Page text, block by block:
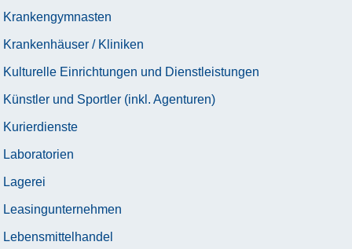
Krankengymnasten
Krankenhäuser / Kliniken
Kulturelle Einrichtungen und Dienstleistungen
Künstler und Sportler (inkl. Agenturen)
Kurierdienste
Laboratorien
Lagerei
Leasingunternehmen
Lebensmittelhandel